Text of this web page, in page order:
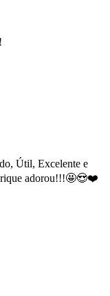
Útil, Excelente e
adorou!!!🤩😍❤️